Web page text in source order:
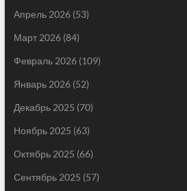
Апрель 2026(53)
Март 2026(84)
Февраль 2026(109)
Январь 2026(52)
Декабрь 2025 (70)
Ноябрь 2025 (63)
Октябрь 2025 (66)
Сентябрь 2025 (57)